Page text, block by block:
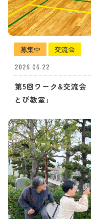
募集中
交流会
2026.06.22
第5回ワーク&交流会
とび教室」